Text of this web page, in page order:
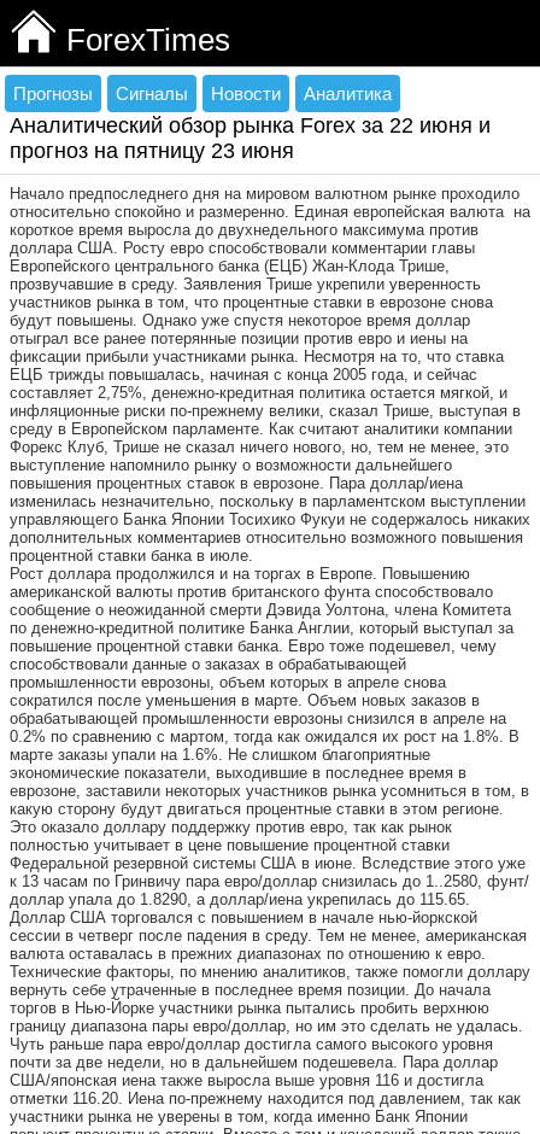
ForexTimes
Прогнозы Сигналы Новости Аналитика
Аналитический обзор рынка Forex за 22 июня и
прогноз на пятницу 23 июня
Начало предпоследнего дня на мировом валютном рынке проходило
относительно спокойно и размеренно. Единая европейская валюта на
короткое время выросла до двухнедельного максимума против
доллара США. Росту евро способствовали комментарии главы
Европейского центрального банка (ЕЦБ) Жан-Клода Трише,
прозвучавшие в среду. Заявления Трише укрепили уверенность
участников рынка в том, что процентные ставки в еврозоне снова
будут повышены. Однако уже спустя некоторое время доллар
отыграл все ранее потерянные позиции против евро и иены на
фиксации прибыли участниками рынка. Несмотря на то, что ставка
ЕЦБ трижды повышалась, начиная с конца 2005 года, и сейчас
составляет 2,75%, денежно-кредитная политика остается мягкой, и
инфляционные риски по-прежнему велики, сказал Трише, выступая в
среду в Европейском парламенте. Как считают аналитики компании
Форекс Клуб, Трише не сказал ничего нового, но, тем не менее, это
выступление напомнило рынку о возможности дальнейшего
повышения процентных ставок в еврозоне. Пара доллар/иена
изменилась незначительно, поскольку в парламентском выступлении
управляющего Банка Японии Тосихико Фукуи не содержалось никаких
дополнительных комментариев относительно возможного повышения
процентной ставки банка в июле.
Рост доллара продолжился и на торгах в Европе. Повышению
американской валюты против британского фунта способствовало
сообщение о неожиданной смерти Дэвида Уолтона, члена Комитета
по денежно-кредитной политике Банка Англии, который выступал за
повышение процентной ставки банка. Евро тоже подешевел, чему
способствовали данные о заказах в обрабатывающей
промышленности еврозоны, объем которых в апреле снова
сократился после уменьшения в марте. Объем новых заказов в
обрабатывающей промышленности еврозоны снизился в апреле на
0.2% по сравнению с мартом, тогда как ожидался их рост на 1.8%. В
марте заказы упали на 1.6%. Не слишком благоприятные
экономические показатели, выходившие в последнее время в
еврозоне, заставили некоторых участников рынка усомниться в том, в
какую сторону будут двигаться процентные ставки в этом регионе.
Это оказало доллару поддержку против евро, так как рынок
полностью учитывает в цене повышение процентной ставки
Федеральной резервной системы США в июне. Вследствие этого уже
к 13 часам по Гринвичу пара евро/доллар снизилась до 1..2580, фунт/
доллар упала до 1.8290, а доллар/иена укрепилась до 115.65.
Доллар США торговался с повышением в начале нью-йоркской
сессии в четверг после падения в среду. Тем не менее, американская
валюта оставалась в прежних диапазонах по отношению к евро.
Технические факторы, по мнению аналитиков, также помогли доллару
вернуть себе утраченные в последнее время позиции. До начала
торгов в Нью-Йорке участники рынка пытались пробить верхнюю
границу диапазона пары евро/доллар, но им это сделать не удалась.
Чуть раньше пара евро/доллар достигла самого высокого уровня
почти за две недели, но в дальнейшем подешевела. Пара доллар
США/японская иена также выросла выше уровня 116 и достигла
отметки 116.20. Иена по-прежнему находится под давлением, так как
участники рынка не уверены в том, когда именно Банк Японии